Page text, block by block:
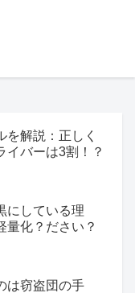
を解説：正しく
イバーは3割！？
にしている理
量化？ださい？
は窃盗団の手